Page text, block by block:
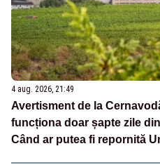
4 aug. 2026, 21:49
Avertisment de la
funcționa doar șapte zile
Când ar putea fi repornită